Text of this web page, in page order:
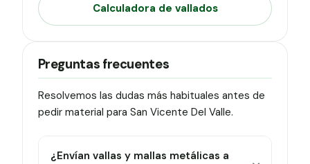
Calculadora de vallados
Preguntas frecuentes
Resolvemos las dudas más habituales antes de
pedir material para San Vicente Del Valle.
¿Envían vallas y mallas metálicas a